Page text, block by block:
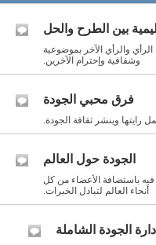
بين الطرح والحل
الرأي والرأي الآخر بموضوعية
وشفافية وإحترام الآخرين.
فرق محبي الجودة
رايتها وينشر ثقافة الجودة.
الجودة حول العالم
باستضافة الأعضاء من كل
أنحاء العالم لتبادل الخبرات.
إدارة الجودة الشاملة